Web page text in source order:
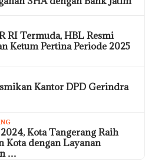
RI Termuda, HBL Resmi
Ketum Pertina Periode 2025
Kantor DPD Gerindra
Kota Tangerang Raih
Kota dengan Layanan
…